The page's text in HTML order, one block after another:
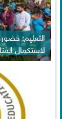
التعليم:
لاستكمال